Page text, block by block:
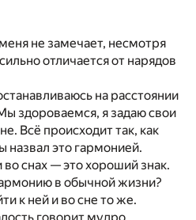
не замечает, несмотря
отличается от нарядов
на расстоянии
здороваемся, я задаю свои
Всё происходит так, как
назвал это гармонией.
снах — это хороший знак.
в обычной жизни?
к ней и во сне то же.